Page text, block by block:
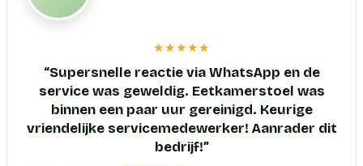
★★★★★
“Supersnelle reactie via WhatsApp en de
service was geweldig. Eetkamerstoel was
binnen een paar uur gereinigd. Keurige
vriendelijke servicemedewerker! Aanrader dit
bedrijf!”